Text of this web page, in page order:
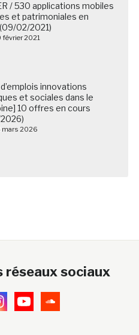
/ 530 applications mobiles
et patrimoniales en
02/2021)
février 2021
innovations
et sociales dans le
10 offres en cours
mars 2026
réseaux sociaux